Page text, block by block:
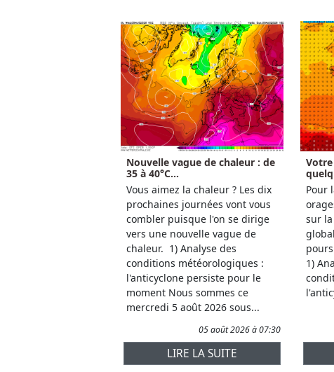
Nouvelle vague de chaleur : de
35 à 40°C...
Vous aimez la chaleur ? Les dix
prochaines journées vont vous
combler puisque l'on se dirige
vers une nouvelle vague de
chaleur. 1) Analyse des
conditions météorologiques :
l'anticyclone persiste pour le
moment Nous sommes ce
mercredi 5 août 2026 sous...
05 août 2026 à 07:30
LIRE LA SUITE
Pour
sur
1)